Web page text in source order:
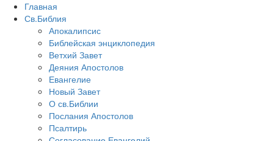
Главная
Св.Библия
Апокалипсис
Библейская энциклопедия
Ветхий Завет
Деяния Апостолов
Евангелие
Новый Завет
О св.Библии
Послания Апостолов
Псалтирь